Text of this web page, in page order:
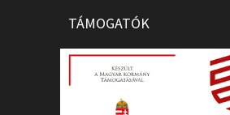
TÁMOGATÓK